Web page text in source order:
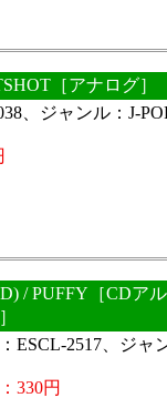
［アナログ］
、ジャンル：J-
/ PUFFY［CDア
ESCL-2517、ジャ
330円